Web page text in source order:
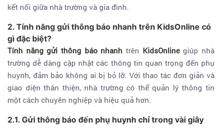
kết nối giữa nhà trường và gia đình.
2. Tính năng gửi thông báo nhanh trên KidsOnline có
gì đặc biệt?
Tính năng gửi thông báo nhanh trên KidsOnlinegiúp nhà
trường dễ dàng cập nhật các thông tin quan trọng đến phụ
huynh, đảm bảo không ai bị bỏ lỡ. Với thao tác đơn giản và
giao diện thân thiện, nhà trường có thể quản lý thông tin
một cách chuyên nghiệp và hiệu quả hơn.
2.1. Gửi thông báo đến phụ huynh chỉ trong vài giây